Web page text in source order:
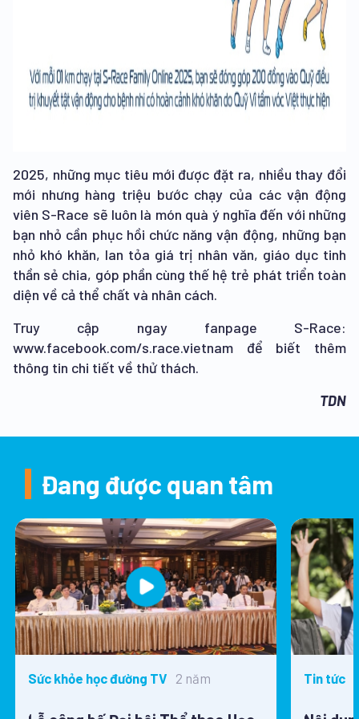
2025, những mục tiêu mới được đặt ra, nhiều thay đổi
mới nhưng hàng triệu bước chạy của các vận động
viên S-Race sẽ luôn là món quà ý nghĩa đến với những
bạn nhỏ cần phục hồi chức năng vận động, những bạn
nhỏ khó khăn, lan tỏa giá trị nhân văn, giáo dục tinh
thần sẻ chia, góp phần cùng thế hệ trẻ phát triển toàn
diện về cả thể chất và nhân cách.
Truy cập ngay fanpage S-Race:
www.facebook.com/s.race.vietnam để biết thêm
thông tin chi tiết về thử thách.
TDN
Đang được quan tâm
Sức khỏe học đường TV 2 năm Tin tức